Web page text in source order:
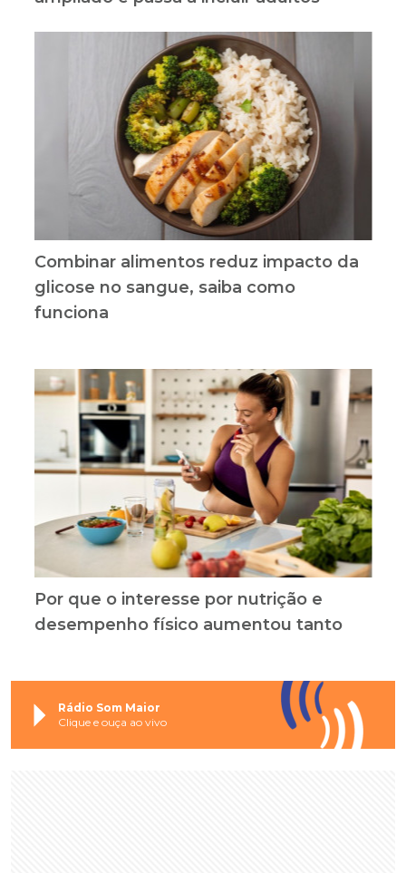
Combinar alimentos reduz impacto da
glicose no sangue, saiba como
funciona
Por que o interesse por nutrição e
desempenho físico aumentou tanto
Rádio Som Maior
Clique e ouça ao vivo